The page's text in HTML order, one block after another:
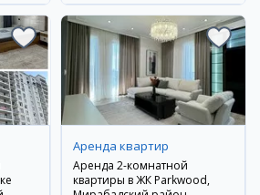
Аренда квартир
Аренда 2-комнатной
квартиры в ЖК Parkwood,